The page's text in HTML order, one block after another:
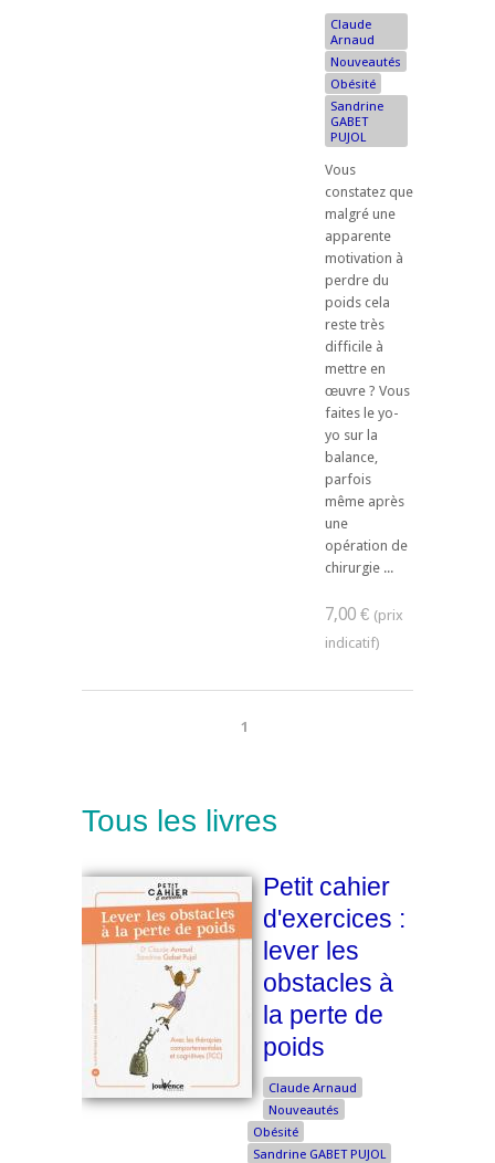
Claude
Arnaud
Nouveautés
Obésité
Sandrine
GABET
PUJOL
Vous
constatez que
malgré une
apparente
motivation à
perdre du
poids cela
reste très
difficile à
mettre en
œuvre ? Vous
faites le yo-
yo sur la
balance,
parfois
même après
une
opération de
chirurgie ...
7,00 €
1
Tous les livres
Petit cahier
d'exercices :
lever les
obstacles à
la perte de
poids
Claude Arnaud
Nouveautés
Obésité
Sandrine GABET PUJOL